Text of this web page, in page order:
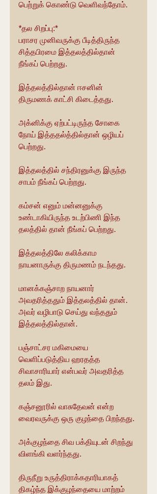
பெற்றுக் கொண்டு வெளிவந்தோம்.
*தல சிறப்பு:*
பராசர முனிவருக்கு பீடித்திருந்த
சித்தபிரமை இத்தலத்தில்தான்
நீங்கப் பெற்றது.
இத்தலத்தில்தான் ஈசனின்
திருமணக் காட்சி கிடைத்தது.
அக்னிக்கு ஏற்பட்டிருந்த சோகை
நோய் இத்ததல்த்தில்தான் ஒழியப்
பெற்றது.
இத்தலத்தில் சந்திரனுக்கு இருந்த
சாபம் நீங்கப் பெற்றது.
கம்சன் எனும் மன்னனுக்கு
உண்டாகியிருந்த உடற்பிணி இந்த
தலத்தில் தான் நீங்கப் பெற்றது.
இத்தலத்திலே கலிக்காம
நாயனாருக்கு திருமணம் நடந்தது.
மானக்கஞ்சாற நாயனார்
அவதரித்ததும் இத்தலத்தில் தான்.
அவர் வழிபாடு செய்து வந்ததும்
இத்தலத்தில்தான்.
பஞ்சாட்சர மகிமையை
வெளிப்படுத்திய ஹரதத்த
சிவாசாரியார் என்பவர் அவதரித்த
தலம் இது.
கஞ்சனூரில் வாசுதேவன் என்ற
வைரவருக்கு ஒரு குழந்தை பிறந்தது.
அக்குழந்தை சிவ பக்தியுடன் சிறந்து
விளங்கி வளர்ந்தது.
திருநீறு உருத்திராக்கதாரியாகத்
திகழ்ந்த இக்குழந்தையை மாற்றம்